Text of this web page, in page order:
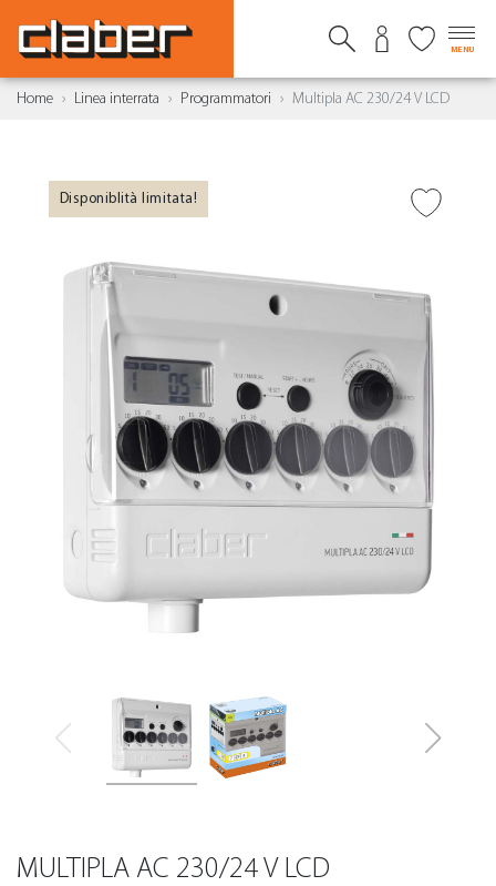
MENU
Home Linea interrata Programmatori Multipla AC 230/24 V LCD
Disponiblità limitata!
MULTIPLA AC 230/24 V LCD